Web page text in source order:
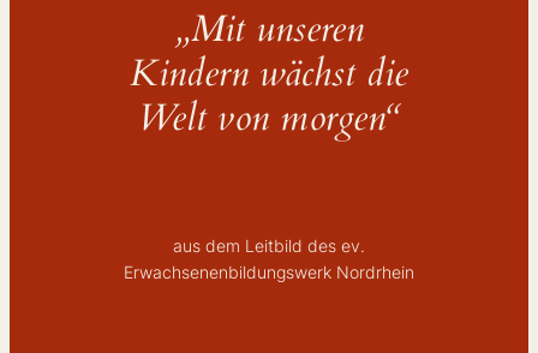
„Mit unseren
Kindern wächst die
Welt von morgen“
aus dem Leitbild des ev.
Erwachsenenbildungswerk Nordrhein